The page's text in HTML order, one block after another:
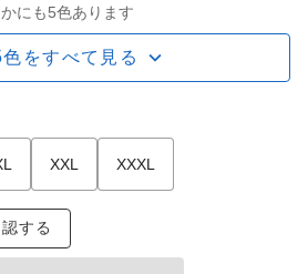
にも5色あります
をすべて見る
XXL XXXL
する